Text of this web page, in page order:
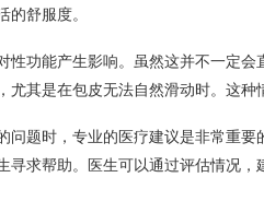
的舒服度。
性功能产生影响。虽然这并不一定
尤其是在包皮无法自然滑动时。这种
问题时，专业的医疗建议是非常重
寻求帮助。医生可以通过评估情况